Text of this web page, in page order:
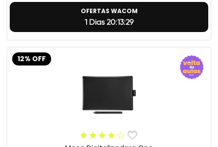
OFERTAS WACOM
1 Dias 20:13:28
12% OFF